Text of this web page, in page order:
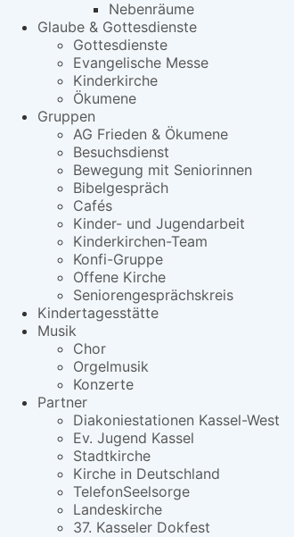
Nebenräume
Glaube & Gottesdienste
Gottesdienste
Evangelische Messe
Kinderkirche
Ökumene
Gruppen
AG Frieden & Ökumene
Besuchsdienst
Bewegung mit Seniorinnen
Bibelgespräch
Cafés
Kinder- und Jugendarbeit
Kinderkirchen-Team
Konfi-Gruppe
Offene Kirche
Seniorengesprächskreis
Kindertagesstätte
Musik
Chor
Orgelmusik
Konzerte
Partner
Diakoniestationen Kassel-West
Ev. Jugend Kassel
Stadtkirche
Kirche in Deutschland
TelefonSeelsorge
Landeskirche
37. Kasseler Dokfest